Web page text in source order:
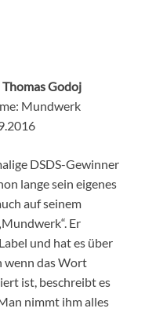
Thomas Godoj
Mundwerk
DSDS-Gewinner
lange sein eigenes
auf seinem
Er
und hat es über
wenn das Wort
ist, beschreibt es
nimmt ihm alles